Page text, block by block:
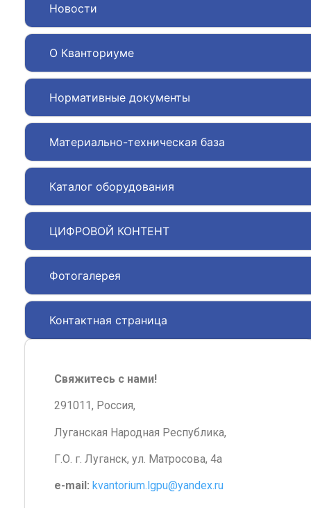
Новости
О Кванториуме
Нормативные документы
Материально-техническая база
Каталог оборудования
ЦИФРОВОЙ КОНТЕНТ
Фотогалерея
Контактная страница
Свяжитесь с нами!
291011, Россия,
Луганская Народная Республика,
Г.О. г. Луганск, ул. Матросова, 4а
e-mail: kvantorium.lgpu@yandex.ru